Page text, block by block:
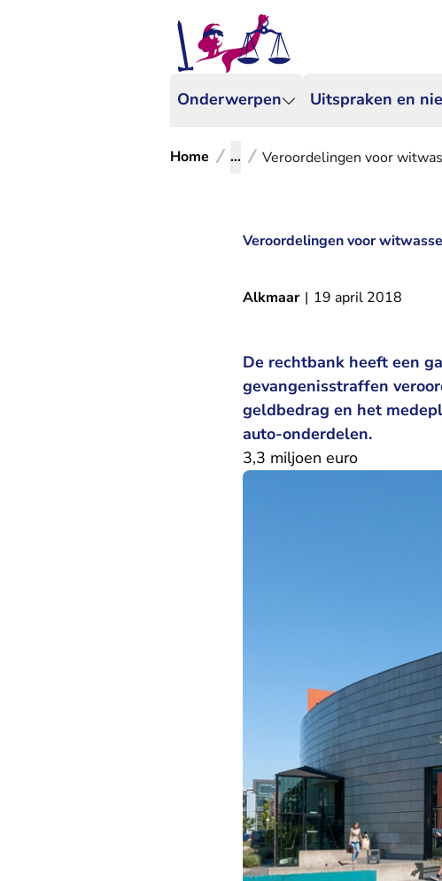
Onderwerpen Uitspraken en
Home ... Veroordelingen voor
Veroordelingen voor
Alkmaar | 19 april 2018
De rechtbank heeft een
gevangenisstraffen
geldbedrag en het
auto-onderdelen.
3,3 miljoen euro